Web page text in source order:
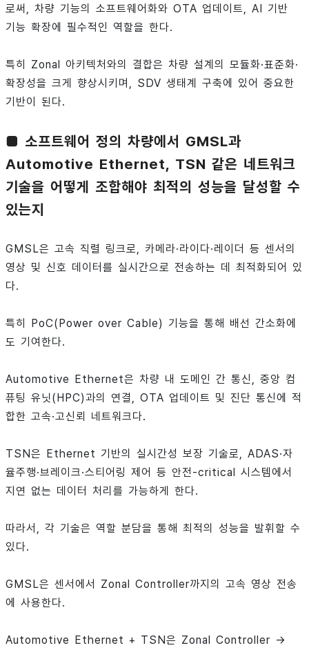
로써, 차량 기능의 소프트웨어화와 OTA 업데이트, AI 기반
기능 확장에 필수적인 역할을 한다.
특히 Zonal 아키텍처와의 결합은 차량 설계의 모듈화·표준화·
확장성을 크게 향상시키며, SDV 생태계 구축에 있어 중요한
기반이 된다.
■ 소프트웨어 정의 차량에서 GMSL과
Automotive Ethernet, TSN 같은 네트워크
기술을 어떻게 조합해야 최적의 성능을 달성할 수
있는지
GMSL은 고속 직렬 링크로, 카메라·라이다·레이더 등 센서의
영상 및 신호 데이터를 실시간으로 전송하는 데 최적화되어 있
다.
특히 PoC(Power over Cable) 기능을 통해 배선 간소화에
도 기여한다.
Automotive Ethernet은 차량 내 도메인 간 통신, 중앙 컴
퓨팅 유닛(HPC)과의 연결, OTA 업데이트 및 진단 통신에 적
합한 고속·고신뢰 네트워크다.
TSN은 Ethernet 기반의 실시간성 보장 기술로, ADAS·자
율주행·브레이크·스티어링 제어 등 안전-critical 시스템에서
지연 없는 데이터 처리를 가능하게 한다.
따라서, 각 기술은 역할 분담을 통해 최적의 성능을 발휘할 수
있다.
GMSL은 센서에서 Zonal Controller까지의 고속 영상 전송
에 사용한다.
Automotive Ethernet + TSN은 Zonal Controller →